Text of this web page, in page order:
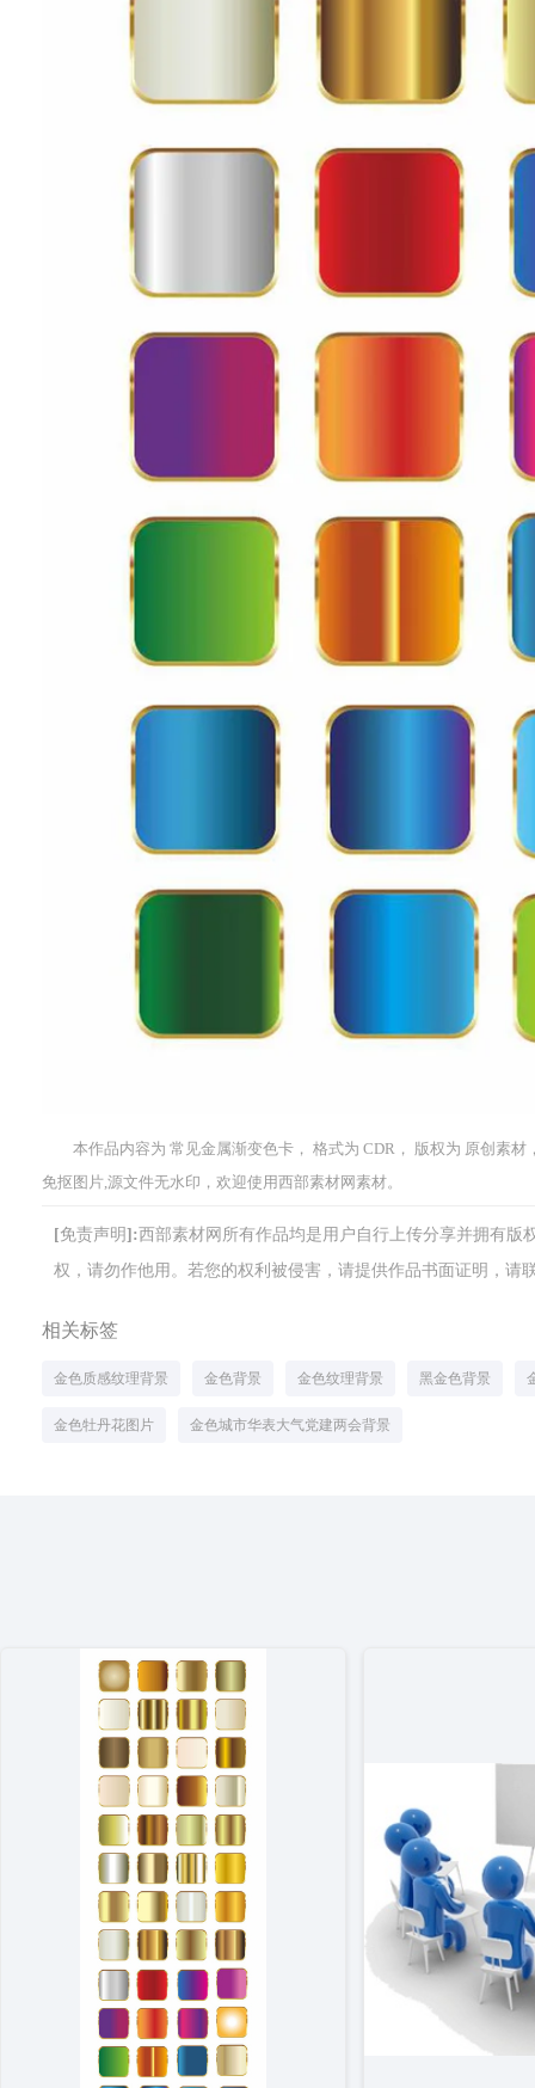
本作品内容为 常见金属渐变色卡， 格式为 CDR， 版权为 原创素
免抠图片,源文件无水印，欢迎使用西部素材网素材。
[免责声明]:西部素材网所有作品均是用户自行上传分享并拥有
权，请勿作他用。若您的权利被侵害，请提供作品书面证明，请
相关标签
金色质感纹理背景 金色背景 金色纹理背景 黑金色背景
金色牡丹花图片 金色城市华表大气党建两会背景